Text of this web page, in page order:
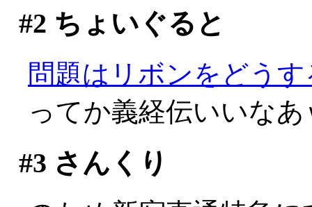
#2 ちょいぐると
問題はリボンをどう
ってか義経伝いいなあ
#3 さんくり